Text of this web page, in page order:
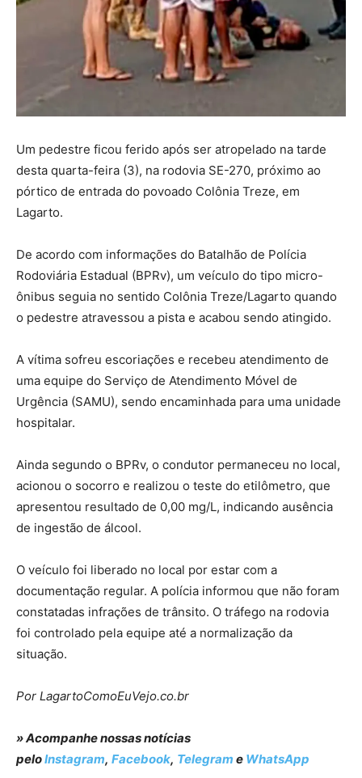
Um pedestre ficou ferido após ser atropelado na tarde
desta quarta-feira (3), na rodovia SE-270, próximo ao
pórtico de entrada do povoado Colônia Treze, em
Lagarto.
De acordo com informações do Batalhão de Polícia
Rodoviária Estadual (BPRv), um veículo do tipo micro-
ônibus seguia no sentido Colônia Treze/Lagarto quando
o pedestre atravessou a pista e acabou sendo atingido.
A vítima sofreu escoriações e recebeu atendimento de
uma equipe do Serviço de Atendimento Móvel de
Urgência (SAMU), sendo encaminhada para uma unidade
hospitalar.
Ainda segundo o BPRv, o condutor permaneceu no local,
acionou o socorro e realizou o teste do etilômetro, que
apresentou resultado de 0,00 mg/L, indicando ausência
de ingestão de álcool.
O veículo foi liberado no local por estar com a
documentação regular. A polícia informou que não foram
constatadas infrações de trânsito. O tráfego na rodovia
foi controlado pela equipe até a normalização da
situação.
Por LagartoComoEuVejo.co.br
» Acompanhe nossas notícias
peloInstagram, Facebook, Telegram e WhatsApp